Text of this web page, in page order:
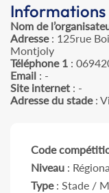
Nom de
Adresse: 125rue
Montjoly
Téléphone 1 :
Email : -
Site internet : -
Adresse du stade:
Code
Niveau :
Type: Stade /